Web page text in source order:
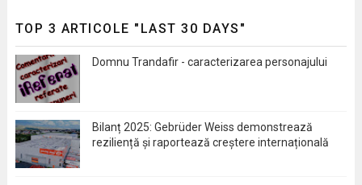
TOP 3 ARTICOLE "LAST 30 DAYS"
Domnu Trandafir - caracterizarea personajului
Bilanț 2025: Gebrüder Weiss demonstrează
reziliență și raportează creștere internațională